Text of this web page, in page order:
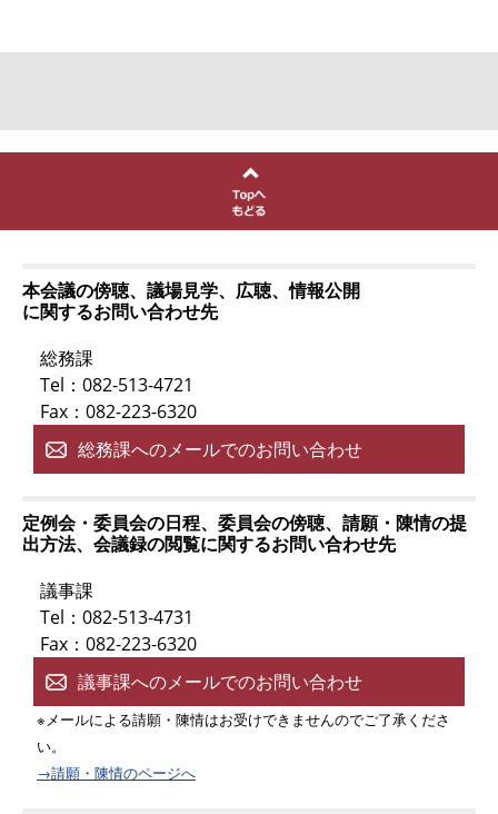
本会議の傍聴、議場見学、広聴、情報公開
に関するお問い合わせ先
総務課
Tel：082-513-4721
Fax：082-223-6320
総務課へのメールでのお問い合わせ
定例会・委員会の日程、委員会の傍聴、請願・陳情の提
出方法、会議録の閲覧に関するお問い合わせ先
議事課
Tel：082-513-4731
Fax：082-223-6320
議事課へのメールでのお問い合わせ
※メールによる請願・陳情はお受けできませんのでご了承くださ
い。
→請願・陳情のページへ